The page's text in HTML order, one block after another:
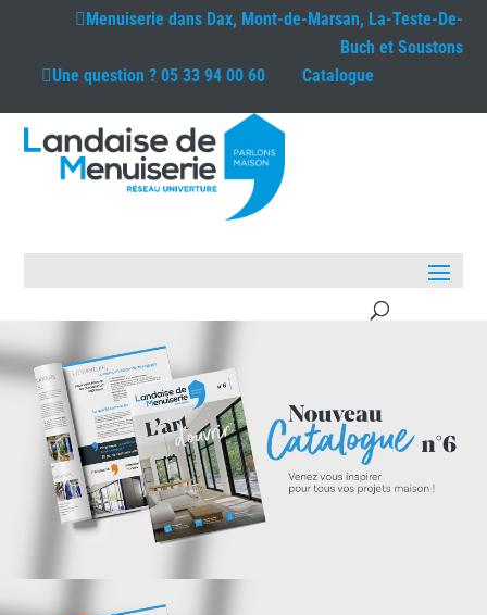
Menuiserie dans Dax, Mont-de-Marsan, La-Teste-De-
Buch et Soustons
Une question ?05 33 94 00 60 Catalogue